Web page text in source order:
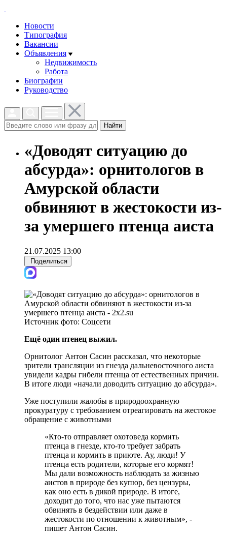
Новости
Типография
Вакансии
Объявления
Недвижимость
Работа
Биографии
Руководство
Найти
«Доводят ситуацию до
абсурда»: орнитологов в
Амурской области
обвиняют в жестокости из-
за умершего птенца аиста
21.07.2025 13:00
Поделиться
Источник фото: Соцсети
Ещё один птенец выжил.
Орнитолог Антон Сасин рассказал, что некоторые
зрители трансляции из гнезда дальневосточного аиста
увидели кадры гибели птенца от естественных причин.
В итоге люди «начали доводить ситуацию до абсурда».
Уже поступили жалобы в природоохранную
прокуратуру с требованием отреагировать на жестокое
обращение с животными
«Кто-то отправляет охотоведа кормить
птенца в гнезде, кто-то требует забрать
птенца и кормить в приюте. Ау, люди! У
птенца есть родители, которые его кормят!
Мы дали возможность наблюдать за жизнью
аистов в природе без купюр, без цензуры,
как оно есть в дикой природе. В итоге,
доходит до того, что нас уже пытаются
обвинять в бездействии или даже в
жестокости по отношении к животным», -
пишет Антон Сасин.